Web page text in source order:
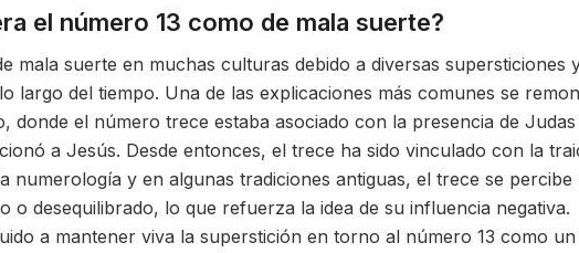
el número 13 como de mala suerte?
mala suerte en muchas culturas debido a diversas supersticiones
largo del tiempo. Una de las explicaciones más comunes se
donde el número trece estaba asociado con la presencia de Judas
a Jesús. Desde entonces, el trece ha sido vinculado con la
numerología y en algunas tradiciones antiguas, el trece se percibe
o desequilibrado, lo que refuerza la idea de su influencia negativa.
a mantener viva la superstición en torno al número 13 como un